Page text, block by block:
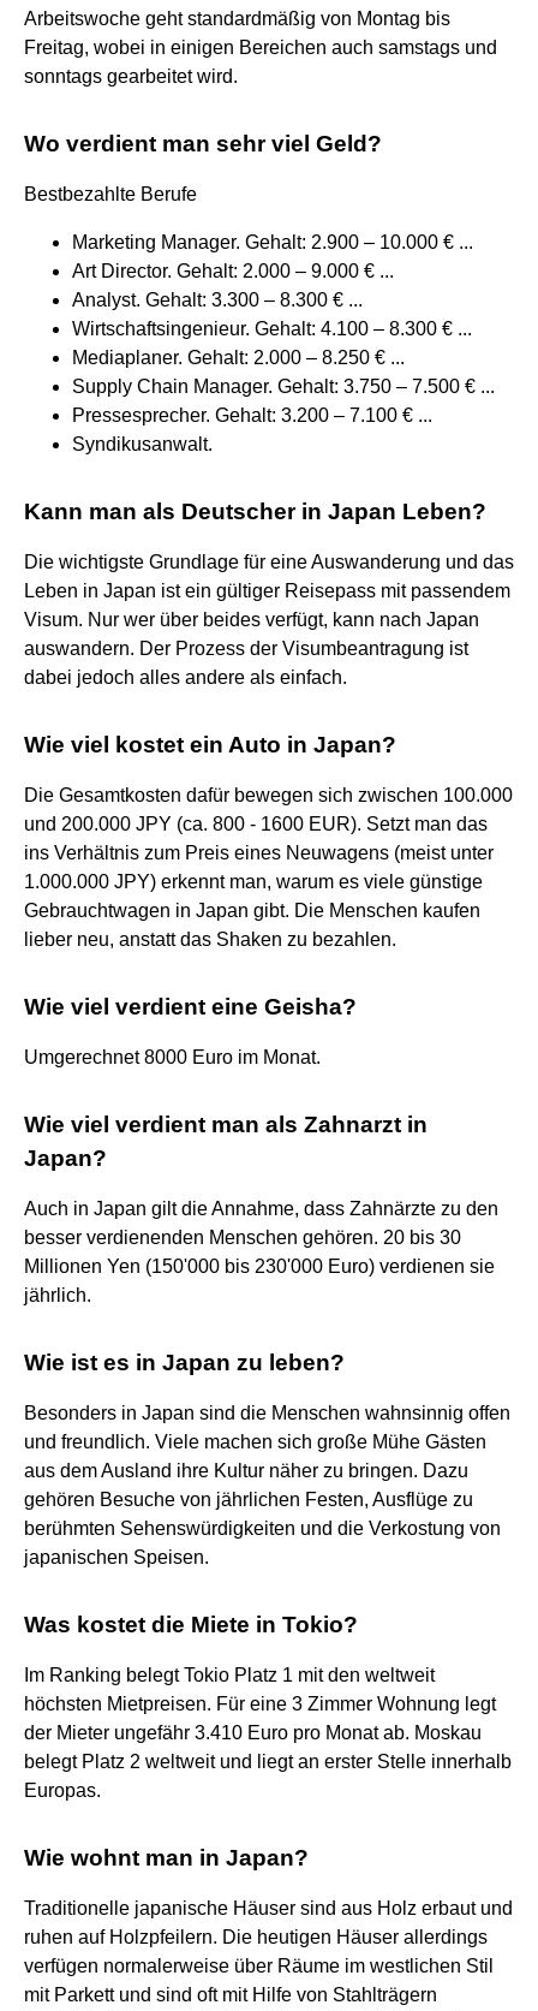
Arbeitswoche geht standardmäßig von Montag bis
Freitag, wobei in einigen Bereichen auch samstags und
sonntags gearbeitet wird.
Wo verdient man sehr viel Geld?
Bestbezahlte Berufe
Marketing Manager. Gehalt: 2.900 – 10.000 € ...
Art Director. Gehalt: 2.000 – 9.000 € ...
Analyst. Gehalt: 3.300 – 8.300 € ...
Wirtschaftsingenieur. Gehalt: 4.100 – 8.300 € ...
Mediaplaner. Gehalt: 2.000 – 8.250 € ...
Supply Chain Manager. Gehalt: 3.750 – 7.500 € ...
Pressesprecher. Gehalt: 3.200 – 7.100 € ...
Syndikusanwalt.
Kann man als Deutscher in Japan Leben?
Die wichtigste Grundlage für eine Auswanderung und das
Leben in Japan ist ein gültiger Reisepass mit passendem
Visum. Nur wer über beides verfügt, kann nach Japan
auswandern. Der Prozess der Visumbeantragung ist
dabei jedoch alles andere als einfach.
Wie viel kostet ein Auto in Japan?
Die Gesamtkosten dafür bewegen sich zwischen 100.000
und 200.000 JPY (ca. 800 - 1600 EUR). Setzt man das
ins Verhältnis zum Preis eines Neuwagens (meist unter
1.000.000 JPY) erkennt man, warum es viele günstige
Gebrauchtwagen in Japan gibt. Die Menschen kaufen
lieber neu, anstatt das Shaken zu bezahlen.
Wie viel verdient eine Geisha?
Umgerechnet 8000 Euro im Monat.
Wie viel verdient man als Zahnarzt in
Japan?
Auch in Japan gilt die Annahme, dass Zahnärzte zu den
besser verdienenden Menschen gehören. 20 bis 30
Millionen Yen (150'000 bis 230'000 Euro) verdienen sie
jährlich.
Wie ist es in Japan zu leben?
Besonders in Japan sind die Menschen wahnsinnig offen
und freundlich. Viele machen sich große Mühe Gästen
aus dem Ausland ihre Kultur näher zu bringen. Dazu
gehören Besuche von jährlichen Festen, Ausflüge zu
berühmten Sehenswürdigkeiten und die Verkostung von
japanischen Speisen.
Was kostet die Miete in Tokio?
Im Ranking belegt Tokio Platz 1 mit den weltweit
höchsten Mietpreisen. Für eine 3 Zimmer Wohnung legt
der Mieter ungefähr 3.410 Euro pro Monat ab. Moskau
belegt Platz 2 weltweit und liegt an erster Stelle innerhalb
Europas.
Wie wohnt man in Japan?
Traditionelle japanische Häuser sind aus Holz erbaut und
ruhen auf Holzpfeilern. Die heutigen Häuser allerdings
verfügen normalerweise über Räume im westlichen Stil
mit Parkett und sind oft mit Hilfe von Stahlträgern